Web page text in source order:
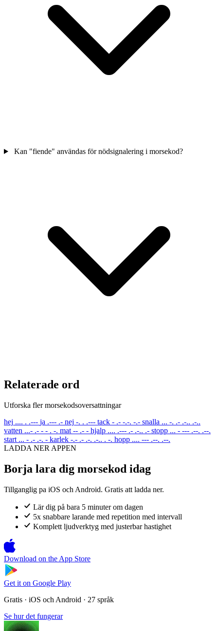
Kan "fiende" användas för nödsignalering i morsekod?
Relaterade ord
Utforska fler morsekodsoversattningar
hej .... . .--- ja .--- .- nej -. . .--- tack - .- -.-. -.- snalla ... -. .- .-.. .-..
vatten ...- .- - - . -. mat -- .- - hjalp .... .--- .- .-.. .- stopp ... - --- .--. .--.
start ... - .- .-. - karlek -.- .- .-. .-.. . -. hopp .... --- .--. .--.
LADDA NER APPEN
Borja lara dig morsekod idag
Tillganglig pa iOS och Android. Gratis att ladda ner.
Lär dig på bara 5 minuter om dagen
5x snabbare larande med repetition med intervall
Komplett ljudverktyg med justerbar hastighet
Download on the App Store
Get it on Google Play
Gratis · iOS och Android · 27 språk
Se hur det fungerar